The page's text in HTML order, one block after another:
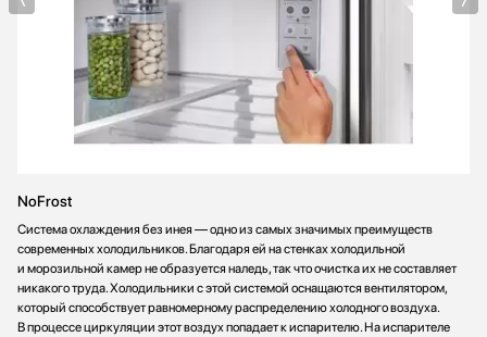
NoFrost
Система охлаждения без инея — одно из самых значимых преимуществ
современных холодильников. Благодаря ей на стенках холодильной
и морозильной камер не образуется наледь, так что очистка их не составляет
никакого труда. Холодильники с этой системой оснащаются вентилятором,
который способствует равномерному распределению холодного воздуха.
В процессе циркуляции этот воздух попадает к испарителю. На испарителе